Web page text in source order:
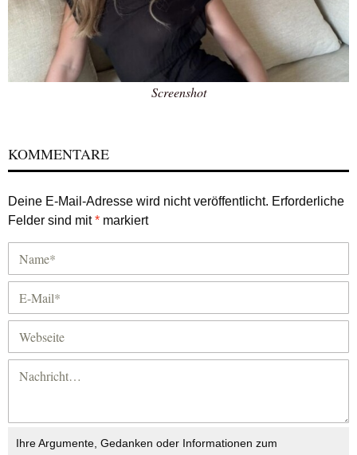
Screenshot
KOMMENTARE
Deine E-Mail-Adresse wird nicht veröffentlicht. Erforderliche
Felder sind mit* markiert
Ihre Argumente, Gedanken oder Informationen zum